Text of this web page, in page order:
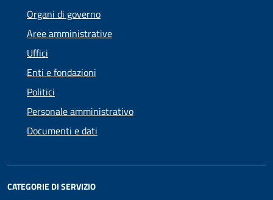
Organi di governo
Aree amministrative
Uffici
Enti e fondazioni
Politici
Personale amministrativo
Documenti e dati
CATEGORIE DI SERVIZIO